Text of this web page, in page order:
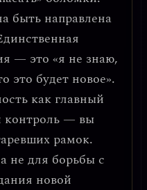
быть направлена
— это «я не знаю,
это будет новое».
как главный
контроль — вы
рамок.
не для борьбы с
новой